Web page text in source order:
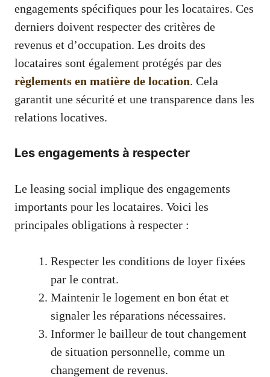
engagements spécifiques pour les locataires. Ces
derniers doivent respecter des critères de
revenus et d’occupation. Les droits des
locataires sont également protégés par des
règlements en matière de location. Cela
garantit une sécurité et une transparence dans les
relations locatives.
Les engagements à respecter
Le leasing social implique des engagements
importants pour les locataires. Voici les
principales obligations à respecter :
Respecter les conditions de loyer fixées
par le contrat.
Maintenir le logement en bon état et
signaler les réparations nécessaires.
Informer le bailleur de tout changement
de situation personnelle, comme un
changement de revenus.